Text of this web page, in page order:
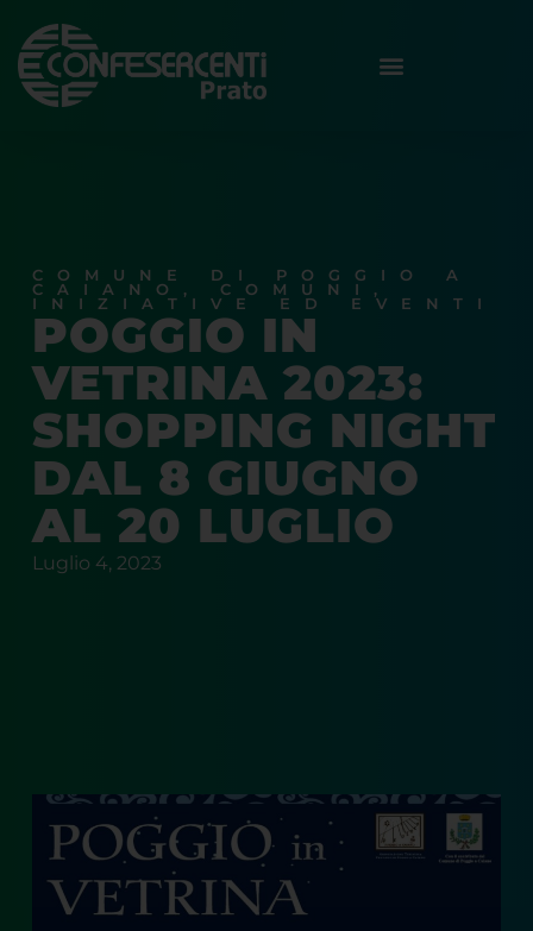
COMUNE DI POGGIO A
CAIANO , COMUNI ,
INIZIATIVE ED EVENTI
POGGIO IN
VETRINA 2023:
SHOPPING NIGHT
DAL 8 GIUGNO
AL 20 LUGLIO
Luglio 4, 2023